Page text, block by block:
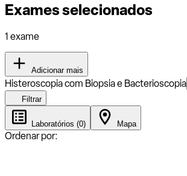
Exames selecionados
1 exame
Adicionar mais
Histeroscopia com Biopsia e Bacterioscopia
Filtrar
Laboratórios (0) Mapa
Ordenar por: